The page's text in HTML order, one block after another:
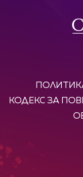
КОДЕКС ЗА